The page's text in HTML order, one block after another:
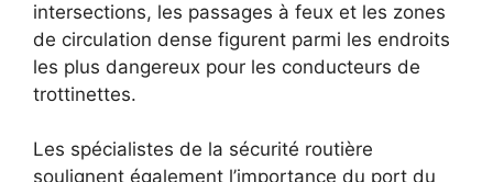
intersections, les passages à feux et les zones
de circulation dense figurent parmi les endroits
les plus dangereux pour les conducteurs de
trottinettes.
Les spécialistes de la sécurité routière
soulignent également l’importance du port du